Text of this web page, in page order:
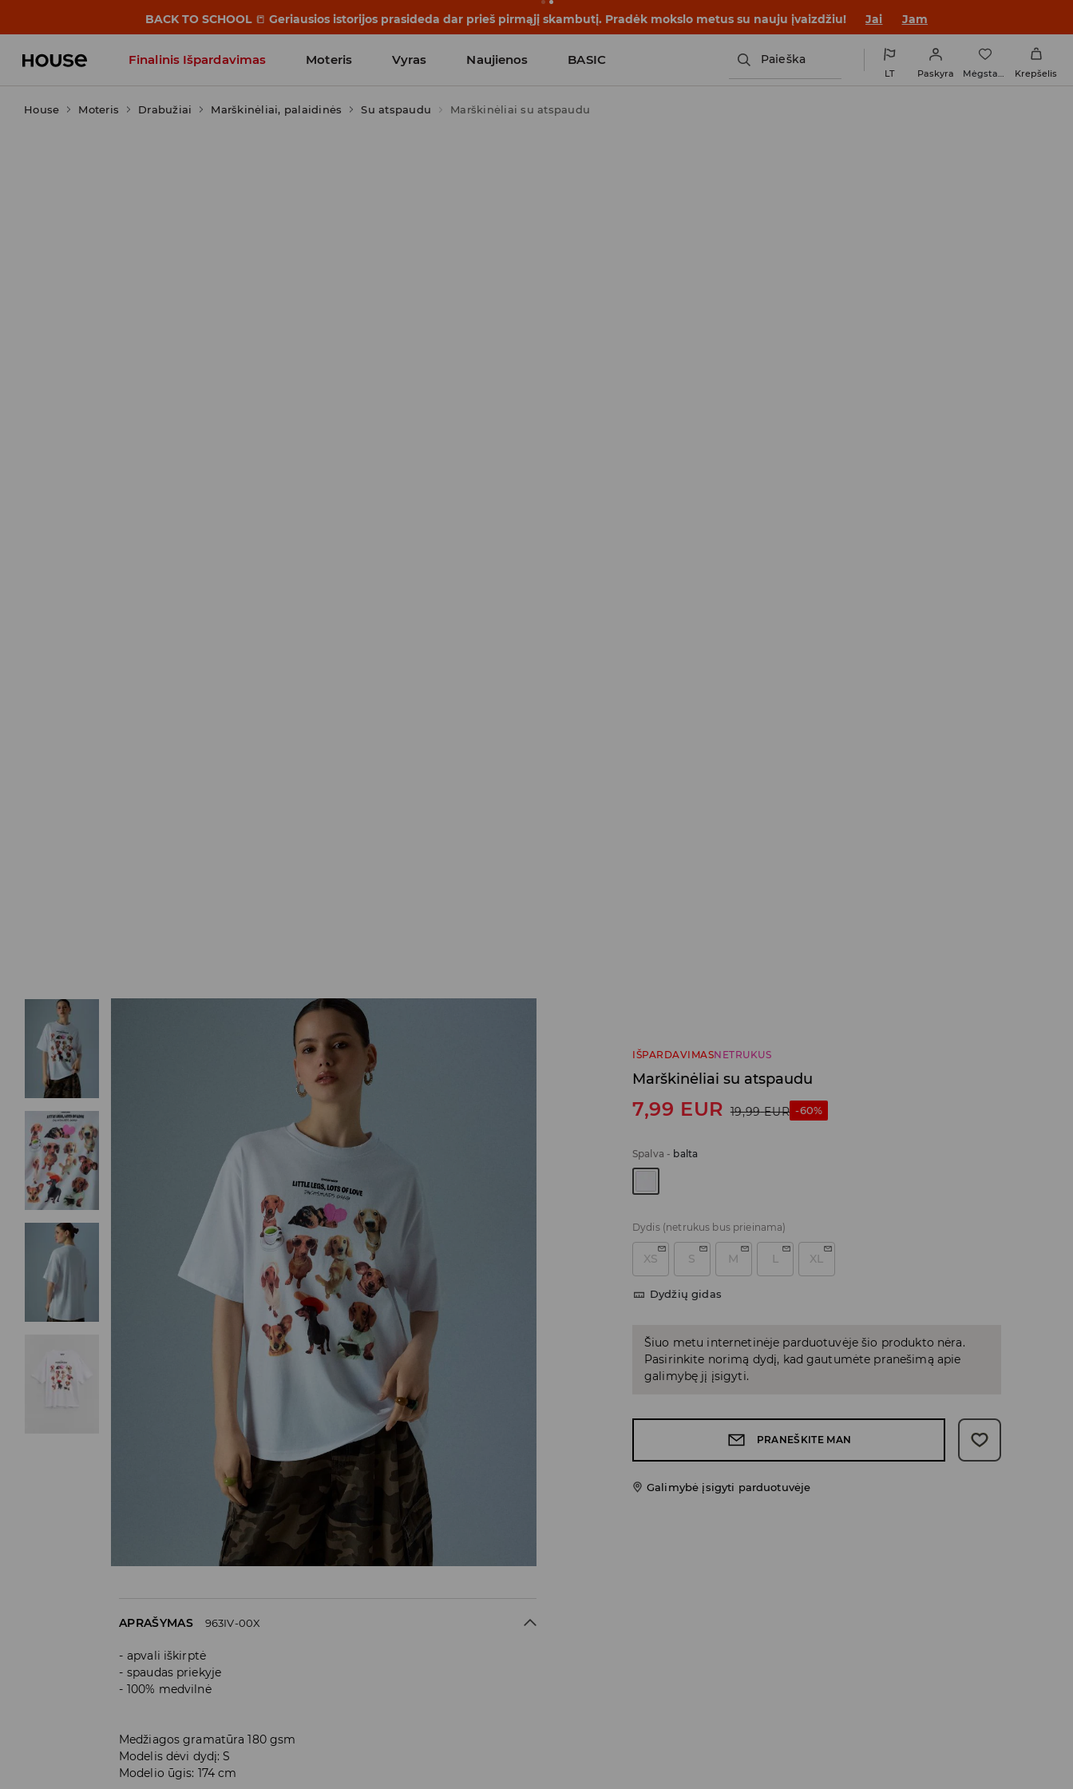
BACK TO SCHOOL 📒 Geriausios istorijos prasideda dar prieš pirmąjį skambutį. Pradėk mokslo metus su nauju įvaizdžiu! Jai Jam
Finalinis Išpardavimas Moteris Vyras Naujienos BASIC
Influencers' Faves
Paieška
LT Paskyra Mėgstamiausi Krepšelis
House Moteris Drabužiai Marškinėliai, palaidinės Su atspaudu Marškinėliai su atspaudu
IŠPARDAVIMASNETRUKUS
Marškinėliai su atspaudu
7,99 EUR 19,99 EUR -60%
Spalva - balta
Dydis (netrukus bus prieinama)
XS S M L XL
Dydžių gidas
Šiuo metu internetinėje parduotuvėje šio produkto nėra.
Pasirinkite norimą dydį, kad gautumėte pranešimą apie
galimybę jį įsigyti.
PRANEŠKITE MAN
Galimybė įsigyti parduotuvėje
APRAŠYMAS 963IV-00X
apvali iškirptė
spaudas priekyje
100% medvilnė
Medžiagos gramatūra 180 gsm
Modelis dėvi dydį: S
Modelio ūgis: 174 cm